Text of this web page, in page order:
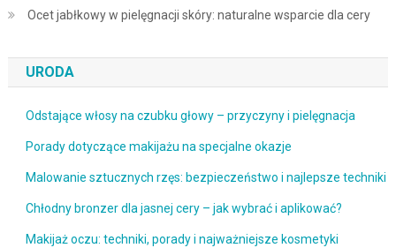
Ocet jabłkowy w pielęgnacji skóry: naturalne wsparcie dla cery
URODA
Odstające włosy na czubku głowy – przyczyny i pielęgnacja
Porady dotyczące makijażu na specjalne okazje
Malowanie sztucznych rzęs: bezpieczeństwo i najlepsze techniki
Chłodny bronzer dla jasnej cery – jak wybrać i aplikować?
Makijaż oczu: techniki, porady i najważniejsze kosmetyki